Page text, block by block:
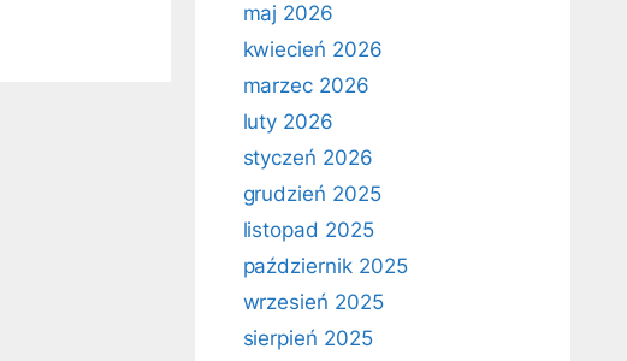
maj 2026
kwiecień 2026
marzec 2026
luty 2026
styczeń 2026
grudzień 2025
listopad 2025
październik 2025
wrzesień 2025
sierpień 2025